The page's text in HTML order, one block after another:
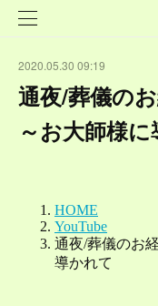
2020.05.30 09:19
通夜/葬儀の
～お大師様